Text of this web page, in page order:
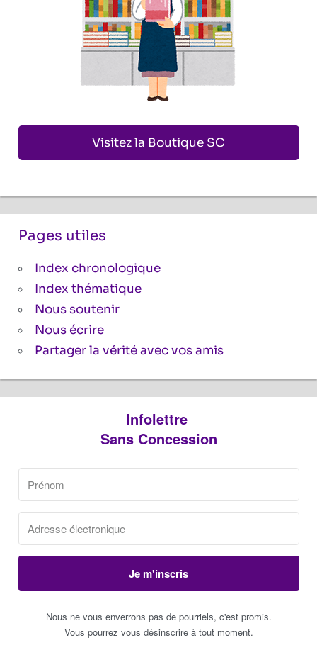
Visitez la Boutique SC
Pages utiles
Index chronologique
Index thématique
Nous soutenir
Nous écrire
Partager la vérité avec vos amis
Infolettre
Sans Concession
Je m'inscris
Nous ne vous enverrons pas de pourriels, c'est promis.
Vous pourrez vous désinscrire à tout moment.